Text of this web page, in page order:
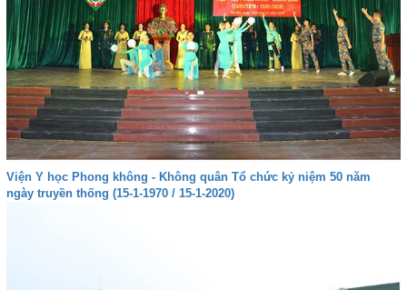
Viện Y học Phong không - Không quân Tổ chức kỷ niệm 50 năm
ngày truyền thống (15-1-1970 / 15-1-2020)